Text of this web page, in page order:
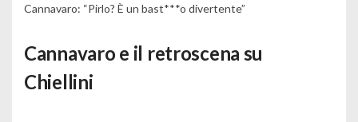
Cannavaro: “Pirlo? È un bast***o divertente”
Cannavaro e il retroscena su
Chiellini